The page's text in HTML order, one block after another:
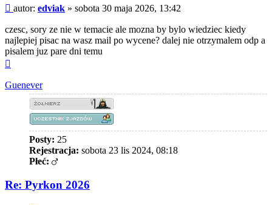
Post
autor: edviak » sobota 30 maja 2026, 13:42
czesc, sory ze nie w temacie ale mozna by bylo wiedziec kiedy
najlepiej pisac na wasz mail po wycene? dalej nie otrzymalem odp a
pisalem juz pare dni temu
Guenever
Posty: 25
Rejestracja: sobota 23 lis 2024, 08:18
Płeć:
Re: Pyrkon 2026